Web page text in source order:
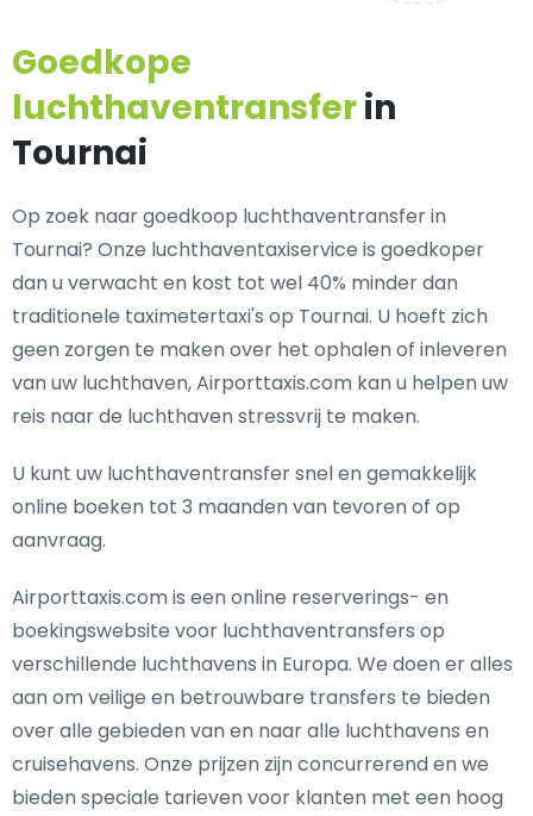
Goedkope
luchthaventransferin
Tournai
Op zoek naar goedkoop luchthaventransfer in
Tournai? Onze luchthaventaxiservice is goedkoper
dan u verwacht en kost tot wel 40% minder dan
traditionele taximetertaxi's op Tournai. U hoeft zich
geen zorgen te maken over het ophalen of inleveren
van uw luchthaven, Airporttaxis.com kan u helpen uw
reis naar de luchthaven stressvrij te maken.
U kunt uw luchthaventransfer snel en gemakkelijk
online boeken tot 3 maanden van tevoren of op
aanvraag.
Airporttaxis.com is een online reserverings- en
boekingswebsite voor luchthaventransfers op
verschillende luchthavens in Europa. We doen er alles
aan om veilige en betrouwbare transfers te bieden
over alle gebieden van en naar alle luchthavens en
cruisehavens. Onze prijzen zijn concurrerend en we
bieden speciale tarieven voor klanten met een hoog